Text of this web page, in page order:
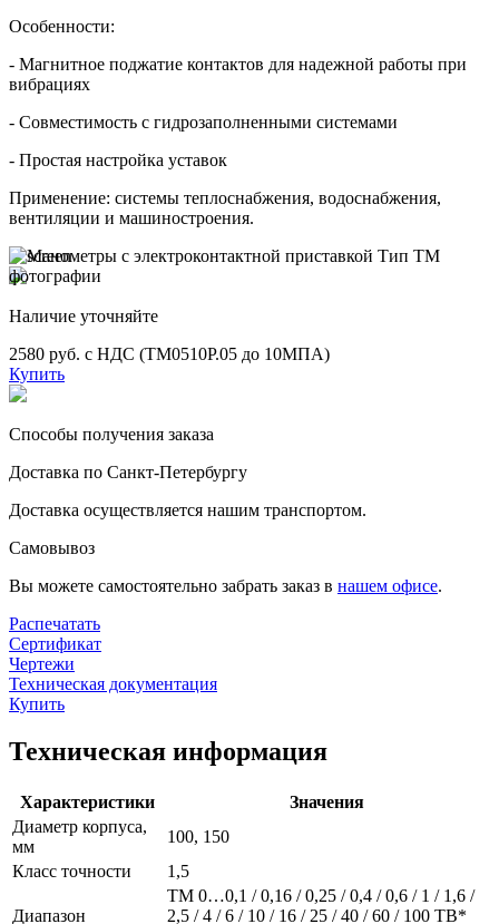
Особенности:
- Магнитное поджатие контактов для надежной работы при
вибрациях
- Совместимость с гидрозаполненными системами
- Простая настройка уставок
Применение: системы теплоснабжения, водоснабжения,
вентиляции и машиностроения.
Наличие уточняйте
2580 руб. с НДС (ТМ0510Р.05 до 10МПА)
Купить
Способы получения заказа
Доставка по Санкт-Петербургу
Доставка осуществляется нашим транспортом.
Самовывоз
Вы можете самостоятельно забрать заказ в нашем офисе.
Распечатать
Сертификат
Чертежи
Техническая документация
Купить
Техническая информация
Характеристики
Значения
Диаметр корпуса,
мм
100, 150
Класс точности
1,5
Диапазон
ТМ 0…0,1 / 0,16 / 0,25 / 0,4 / 0,6 / 1 / 1,6 /
2,5 / 4 / 6 / 10 / 16 / 25 / 40 / 60 / 100 ТВ*